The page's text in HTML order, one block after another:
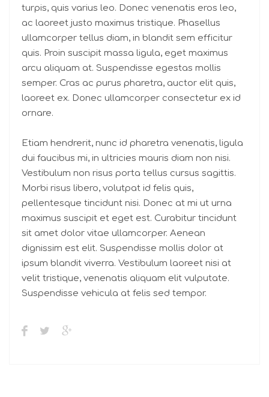
turpis, quis varius leo. Donec venenatis eros leo,
ac laoreet justo maximus tristique. Phasellus
ullamcorper tellus diam, in blandit sem efficitur
quis. Proin suscipit massa ligula, eget maximus
arcu aliquam at. Suspendisse egestas mollis
semper. Cras ac purus pharetra, auctor elit quis,
laoreet ex. Donec ullamcorper consectetur ex id
ornare.
Etiam hendrerit, nunc id pharetra venenatis, ligula
dui faucibus mi, in ultricies mauris diam non nisi.
Vestibulum non risus porta tellus cursus sagittis.
Morbi risus libero, volutpat id felis quis,
pellentesque tincidunt nisi. Donec at mi ut urna
maximus suscipit et eget est. Curabitur tincidunt
sit amet dolor vitae ullamcorper. Aenean
dignissim est elit. Suspendisse mollis dolor at
ipsum blandit viverra. Vestibulum laoreet nisi at
velit tristique, venenatis aliquam elit vulputate.
Suspendisse vehicula at felis sed tempor.